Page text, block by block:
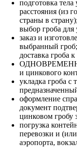
подготовка
расстояния (из
страны в страну);
выбор гроба для
заказ и
выбранный гроб;
доставка гроба
и цинкового
укладка гроба с
оформление
документ
цинковом гробу
погрузка
перевозки и
аэропорта,